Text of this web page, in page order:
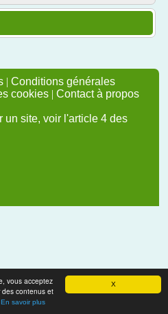
X
vous acceptez
des contenus et
En savoir plus
| Conditions générales
cookies | Contact à propos
un site, voir l'article 4 des